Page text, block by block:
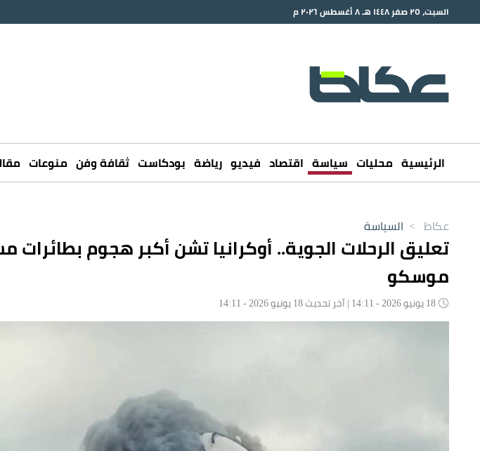
السبت، ٢٥ صفر ١٤٤٨ هـ ٨ أغسطس ٢٠٢٦ م
الرئيسية محليات سياسة اقتصاد فيديو رياضة بودكاست ثقافة وفن منوعات
عكاظ > السياسة
تعليق الرحلات الجوية.. أوكرانيا تشن أكبر هجوم بطائرات
موسكو